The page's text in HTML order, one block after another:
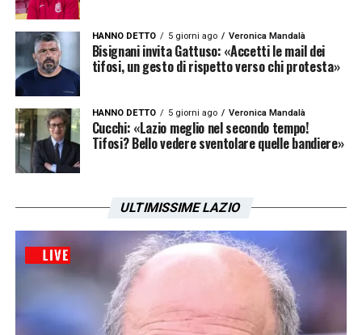
HANNO DETTO 5 giorni ago Veronica Mandalà
Bisignani invita Gattuso: «Accetti le mail dei
tifosi, un gesto di rispetto verso chi protesta»
HANNO DETTO 5 giorni ago Veronica Mandalà
Cucchi: «Lazio meglio nel secondo tempo!
Tifosi? Bello vedere sventolare quelle bandiere»
ULTIMISSIME LAZIO